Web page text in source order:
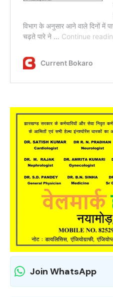
Join WhatsApp